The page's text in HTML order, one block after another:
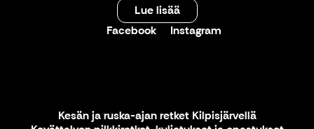
Lue lisää
Facebook
Instagram
Kesän ja ruska-ajan retket Kilpisjärvellä